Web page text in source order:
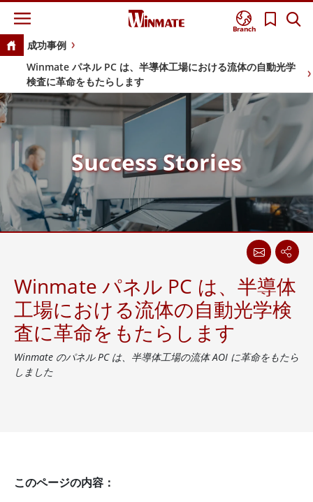
Branch
成功事例
Winmate パネル PC は、半導体工場における流体の自動光学
検査に革命をもたらします
Success Stories
Winmate パネル PC は、半導体
工場における流体の自動光学検
査に革命をもたらします
Winmate のパネル PC は、半導体工場の流体 AOI に革命をもたら
しました
このページの内容：